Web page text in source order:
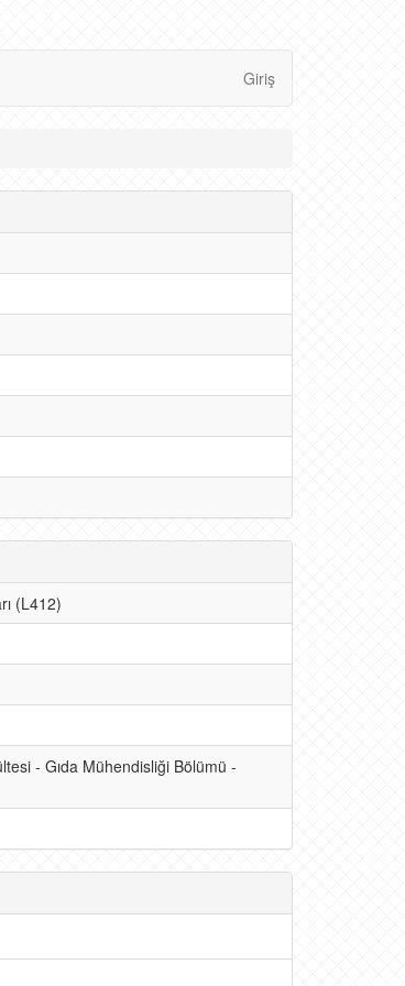
Giriş
(L412)
- Gıda Mühendisliği Bölümü -